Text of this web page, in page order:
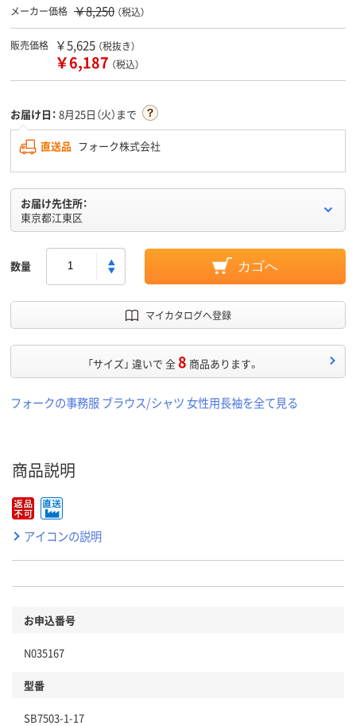
メーカー価格 ￥8,250 （税込）
販売価格 ￥5,625 （税抜き）
￥6,187 （税込）
お届け日： 8月25日（火）まで
直送品 フォーク株式会社
お届け先住所：
東京都江東区
数量 カゴへ
マイカタログへ登録
「サイズ」 違いで 全8 商品あります。
フォークの事務服 ブラウス/シャツ 女性用長袖を全て見る
商品説明
アイコンの説明
お申込番号
N035167
型番
SB7503-1-17